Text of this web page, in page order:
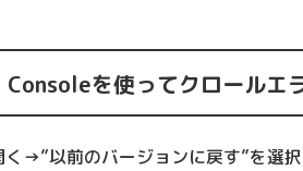
Consoleを使ってクロールエ
→”以前のバージョンに戻す”を選択